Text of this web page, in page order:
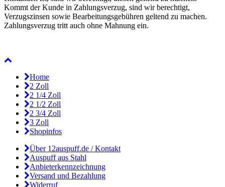
Kommt der Kunde in Zahlungsverzug, sind wir berechtigt,
Verzugszinsen sowie Bearbeitungsgebühren geltend zu machen.
Zahlungsverzug tritt auch ohne Mahnung ein.
Home
2 Zoll
2 1/4 Zoll
2 1/2 Zoll
2 3/4 Zoll
3 Zoll
Shopinfos
Über 12auspuff.de / Kontakt
Auspuff aus Stahl
Anbieterkennzeichnung
Versand und Bezahlung
Widerruf